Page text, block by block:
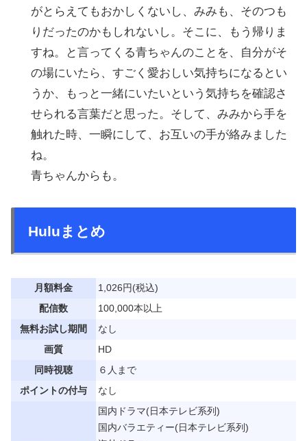
がとらえてもおかしくないし、みみも、そのつも
りだったのかもしれないし。そこに、もう帰りま
すね。と言ってくる青ちゃんのことを、自分がそ
の場にいたら、すごく愛おしい気持ちになるとい
うか、もっと一緒にいたいという気持ちを確認さ
せられる言葉だと思った。そして、みみから手を
触れた時、一瞬にして、お互いの手が絡みました
ね。
青ちゃんからも。
Huluまとめ
月額料金
1,026円(税込)
配信数
100,000本以上
無料お試し期間
なし
画質
HD
同時視聴
６人まで
ポイントの付与
なし
国内ドラマ(日本テレビ系列)
国内バラエティー(日本テレビ系列)